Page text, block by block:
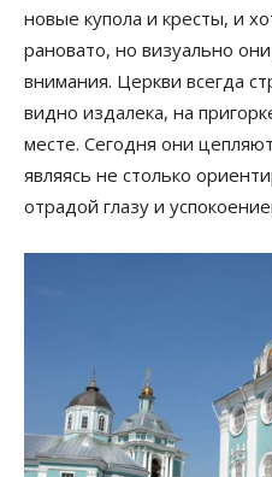
новые купола и кресты, и
рановато, но визуально
внимания. Церкви всегда
видно издалека, на
месте. Сегодня они
являясь не столько
отрадой глазу и